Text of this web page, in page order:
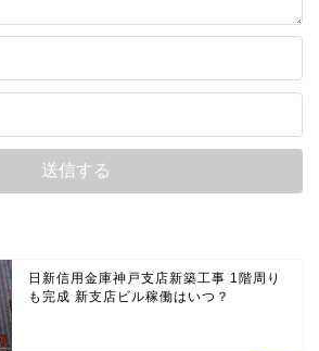
日新信用金庫神戸支店新築工事 1階周り
も完成 新支店ビル稼働はいつ？